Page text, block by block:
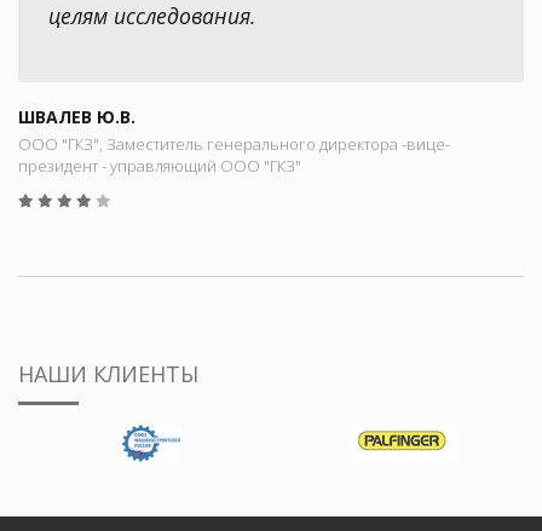
целям исследования.
ШВАЛЕВ Ю.В.
ООО "ГКЗ", Заместитель генерального директора -вице-
президент - управляющий ООО "ГКЗ"
НАШИ КЛИЕНТЫ